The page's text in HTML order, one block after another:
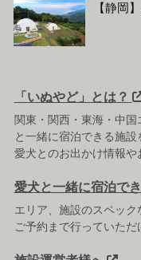
【静岡
「いぬやど」とは？
関東・関西・東海・中
と一緒に宿泊できる施設
愛犬とのお出かけ情報や
愛犬と一緒に宿泊で
エリア、施設のスペック
ご予約まで行っていただ